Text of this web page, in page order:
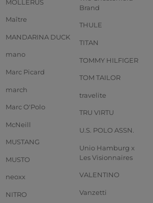
MOLLERUS
Maître
MANDARINA DUCK
mano
Marc Picard
march
Marc O'Polo
McNeill
MUSTANG
MUSTO
neoxx
NITRO
Brand
THULE
TITAN
TOMMY HILFIGER
TOM TAILOR
travelite
TRU VIRTU
U.S. POLO ASSN.
Unio Hamburg x
Les Visionnaires
VALENTINO
Vanzetti